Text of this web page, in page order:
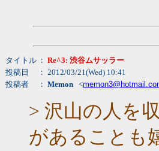
タイトル ： Re^3: 渋谷ムサッラー
投稿日
： 2012/03/21(Wed) 10:41
投稿者
： Memon <
> 沢山の人を
があることも